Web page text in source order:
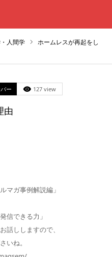
人間学
ホームレスが再起をし
ー 127 view
由
マガ事例解説編」
信できる力」
話ししますので、
いね。